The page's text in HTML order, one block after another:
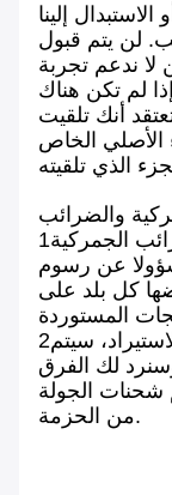
إلينا
لن يتم قبول
لا ندعم تجربة
لم تكن هناك
أنك تلقيت
الأصلي الخاص
والضرائب
1سعر بيع المشروع لا يشمل الضرائب الجمركية
عن رسوم
كل بلد على
2إذا رفض المشتري دفع ضريبة الاستيراد، سيتم
لك الفرق
شحنات الجولة
من الحزمة.